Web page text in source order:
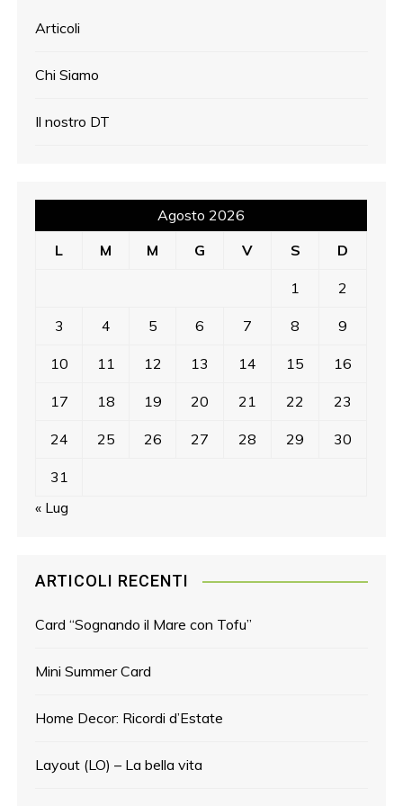
Articoli
Chi Siamo
Il nostro DT
Agosto 2026
L
M M G V S D
1 2
3 4 5 6 7 8 9
10 11 12 13 14 15 16
17 18 19 20 21 22 23
24 25 26 27 28 29 30
31
« Lug
ARTICOLI RECENTI
Card “Sognando il Mare con Tofu”
Mini Summer Card
Home Decor: Ricordi d’Estate
Layout (LO) – La bella vita